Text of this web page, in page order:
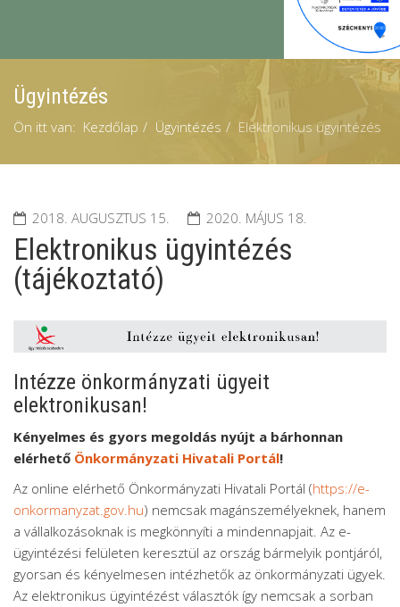
Ügyintézés
Ön itt van: Kezdőlap Ügyintézés Elektronikus ügyintézés
2018. AUGUSZTUS 15. 2020. MÁJUS 18.
Elektronikus ügyintézés
(tájékoztató)
Intézze önkormányzati ügyeit
elektronikusan!
Kényelmes és gyors megoldás nyújt a bárhonnan
elérhető Önkormányzati Hivatali Portál!
Az online elérhető Önkormányzati Hivatali Portál (https://e-
onkormanyzat.gov.hu) nemcsak magánszemélyeknek, hanem
a vállalkozásoknak is megkönnyíti a mindennapjait. Az e-
ügyintézési felületen keresztül az ország bármelyik pontjáról,
gyorsan és kényelmesen intézhetők az önkormányzati ügyek.
Az elektronikus ügyintézést választók így nemcsak a sorban